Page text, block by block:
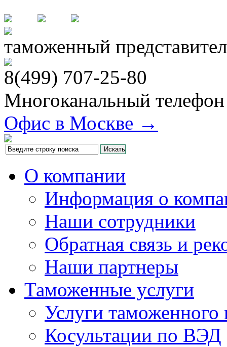
таможенный
8(499) 707-25-80
Многоканальный
Офис в Москве →
О компании
Информация о
Наши сотрудники
Обратная связь и
Наши партнеры
Таможенные услуги
Услуги таможенного
Косультации по ВЭД